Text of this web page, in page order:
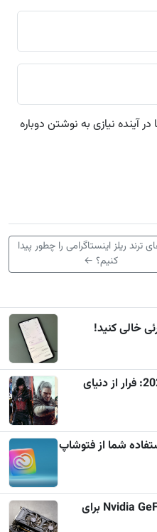
آینده نیازی به نوشتن دوباره
ترند ریلز اینستاگرامی را چطور پیدا
کنیم؟ ←
خالی کنید!
بهترین بازی‌های فانتزی در سال 2026: فرار از دنیای
شما از فتوشاپ
چرا کارت گرافیک Nvidia GeForce GTX 1060 برای